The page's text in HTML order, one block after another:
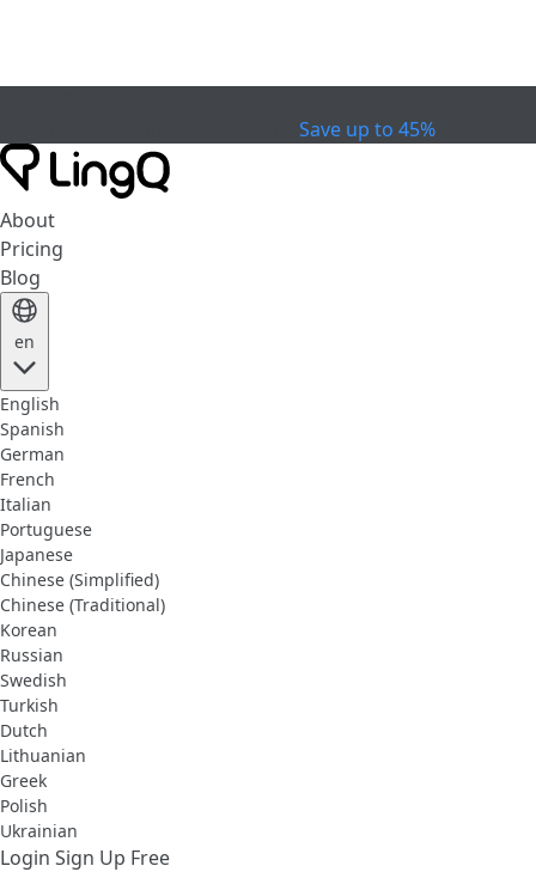
Save up to 45%
About
Pricing
Blog
en
English
Spanish
German
French
Italian
Portuguese
Japanese
Chinese (Simplified)
Chinese (Traditional)
Korean
Russian
Swedish
Turkish
Dutch
Lithuanian
Greek
Polish
Ukrainian
Login Sign Up Free